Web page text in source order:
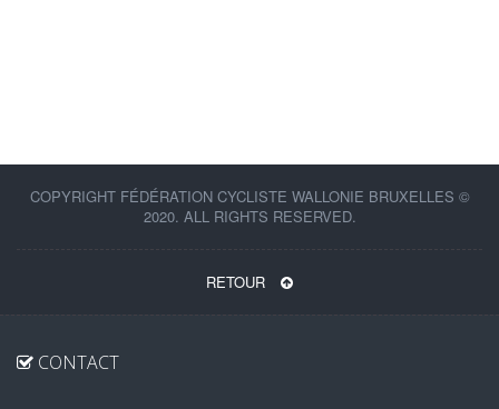
COPYRIGHT FÉDÉRATION CYCLISTE WALLONIE BRUXELLES ©
2020. ALL RIGHTS RESERVED.
RETOUR
CONTACT